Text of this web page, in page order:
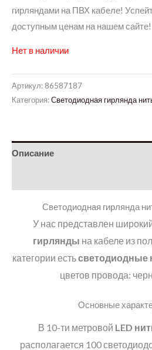
гирляндами на ПВХ кабеле!
доступным ценам на нашем сайте!
Нет в наличии
Артикул: 86587187
Категория:Светодиодная гирлянда
Описание
Светодиодная гирлянда
У нас представлен
гирлянды на кабеле из
категории естьсветодиодные
цветов провода:
Основные
В 10-ти метровой LED
располагается 100